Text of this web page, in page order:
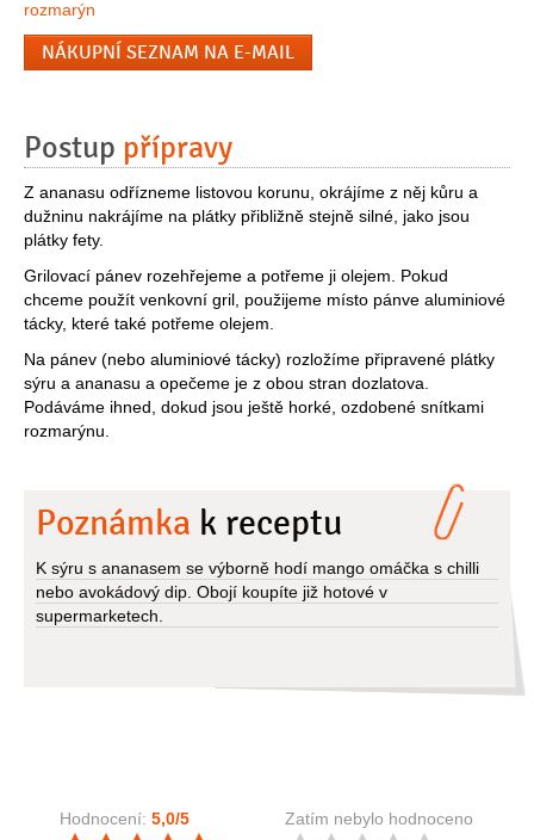
rozmarýn
NÁKUPNÍ SEZNAM NA E-MAIL
Postup přípravy
Z ananasu odřízneme listovou korunu, okrájíme z něj kůru a
dužninu nakrájíme na plátky přibližně stejně silné, jako jsou
plátky fety.
Grilovací pánev rozehřejeme a potřeme ji olejem. Pokud
chceme použít venkovní gril, použijeme místo pánve aluminiové
tácky, které také potřeme olejem.
Na pánev (nebo aluminiové tácky) rozložíme připravené plátky
sýru a ananasu a opečeme je z obou stran dozlatova.
Podáváme ihned, dokud jsou ještě horké, ozdobené snítkami
rozmarýnu.
Poznámka k receptu
K sýru s ananasem se výborně hodí mango omáčka s chilli
nebo avokádový dip. Obojí koupíte již hotové v
supermarketech.
Hodnocení: 5,0/5 Zatím nebylo hodnoceno